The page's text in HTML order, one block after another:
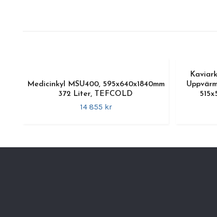
Medicinkyl MSU400, 595x640x1840mm
372 Liter, TEFCOLD
14 855 kr